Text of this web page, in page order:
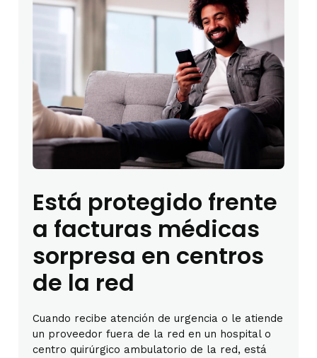
Está protegido frente
a facturas médicas
sorpresa en centros
de la red
Cuando recibe atención de urgencia o le atiende
un proveedor fuera de la red en un hospital o
centro quirúrgico ambulatorio de la red, está